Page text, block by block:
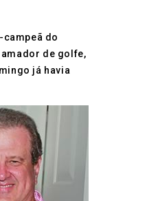
do
amador de golfe,
já havia